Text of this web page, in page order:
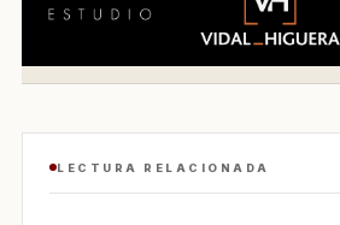
LECTURA RELACIONADA